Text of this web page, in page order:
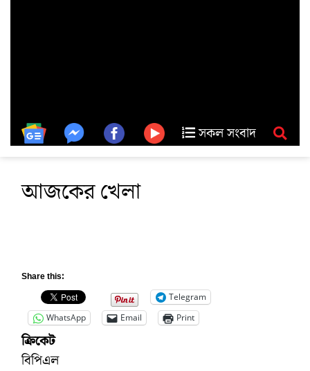
সকল সংবাদ
আজকের খেলা
Share this:
Telegram
WhatsApp
Email Print
ক্রিকেট
বিপিএল